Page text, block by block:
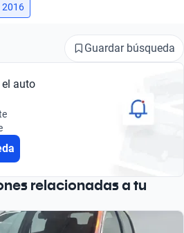
2016
Guardar búsqueda
auto
relacionadas a tu